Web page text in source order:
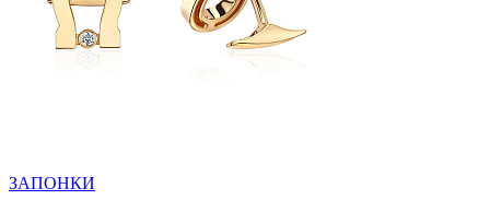
ЗАПОНКИ